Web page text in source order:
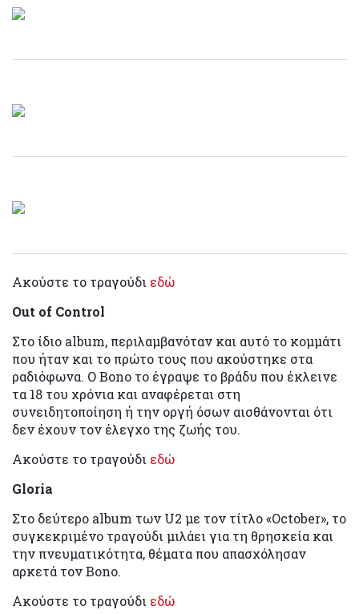
Ακούστε το τραγούδι εδώ
Out οf Control
Στο ίδιο album, περιλαμβανόταν και αυτό το κομμάτι
που ήταν και το πρώτο τους που ακούστηκε στα
ραδιόφωνα. Ο Bono το έγραψε το βράδυ που έκλεινε
τα 18 του χρόνια και αναφέρεται στη
συνειδητοποίηση ή την οργή όσων αισθάνονται ότι
δεν έχουν τον έλεγχο της ζωής του.
Ακούστε το τραγούδι εδώ
Gloria
Στο δεύτερο album των U2 με τον τίτλο «October», το
συγκεκριμένο τραγούδι μιλάει για τη θρησκεία και
την πνευματικότητα, θέματα που απασχόλησαν
αρκετά τον Bono.
Ακούστε το τραγούδι εδώ